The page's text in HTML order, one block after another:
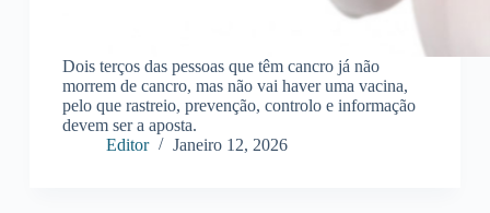
Dois terços das pessoas que têm cancro já não
morrem de cancro, mas não vai haver uma vacina,
pelo que rastreio, prevenção, controlo e informação
devem ser a aposta.
Editor
Janeiro 12, 2026